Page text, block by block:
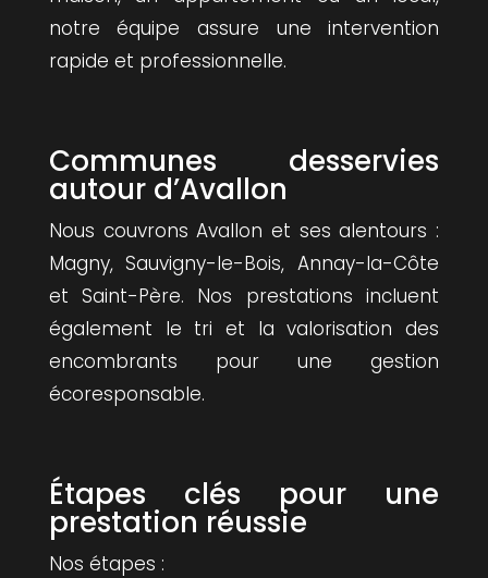
notre équipe assure une intervention
rapide et professionnelle.
Communes desservies
autour d’Avallon
Nous couvrons Avallon et ses alentours :
Magny, Sauvigny-le-Bois, Annay-la-Côte
et Saint-Père. Nos prestations incluent
également le tri et la valorisation des
encombrants pour une gestion
écoresponsable.
Étapes clés pour une
prestation réussie
Nos étapes :